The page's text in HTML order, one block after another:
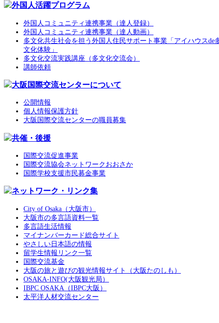
外国人活躍プログラム
外国人コミュニティ連携事業（達人登録）
外国人コミュニティ連携事業（達人動画）
多文化共生社会を担う外国人住民サポート事業「アイハウスde
文化体験」
多文化交流実践講座（多文化交流会）
講師依頼
大阪国際交流センターについて
公開情報
個人情報保護方針
大阪国際交流センターの職員募集
共催・後援
国際交流促進事業
国際交流協会ネットワークおおさか
国際学校支援市民募金事業
ネットワーク・リンク集
City of Osaka（大阪市）
大阪市の多言語資料一覧
多言語生活情報
マイナンバーカード総合サイト
やさしい日本語の情報
留学生情報リンク一覧
国際交流基金
大阪の旅と遊びの観光情報サイト（大阪たのしも）
OSAKA-INFO(大阪観光局）
IBPC OSAKA（IBPC大阪）
太平洋人材交流センター